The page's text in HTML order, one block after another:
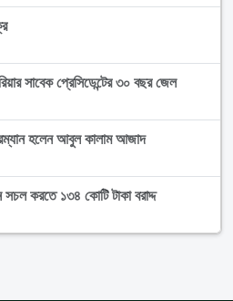
সাবেক প্রেসিডেন্টের ৩০ বছর জেল
হলেন আবুল কালাম আজাদ
করতে ১৩৪ কোটি টাকা বরাদ্দ